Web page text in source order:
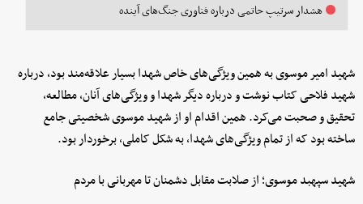
هشدار سرتیپ حاتمی درباره فناوری جنگ‌های آینده
شهید امیر موسوی به همین ویژگی‌های خاص شهدا بسیار علاقه‌مند بود، درباره
شهید فلاحی کتاب نوشت و درباره دیگر شهدا و ویژگی‌های آنان، مطالعه،
تحقیق و صحبت می‌کرد. همین اقدام او از شهید موسوی شخصیتی جامع
ساخته بود که از تمام ویژگی‌های شهدا، به شکل کاملی، برخوردار بود.
شهید سپهبد موسوی؛ از صلابت مقابل دشمنان تا مهربانی با مردم